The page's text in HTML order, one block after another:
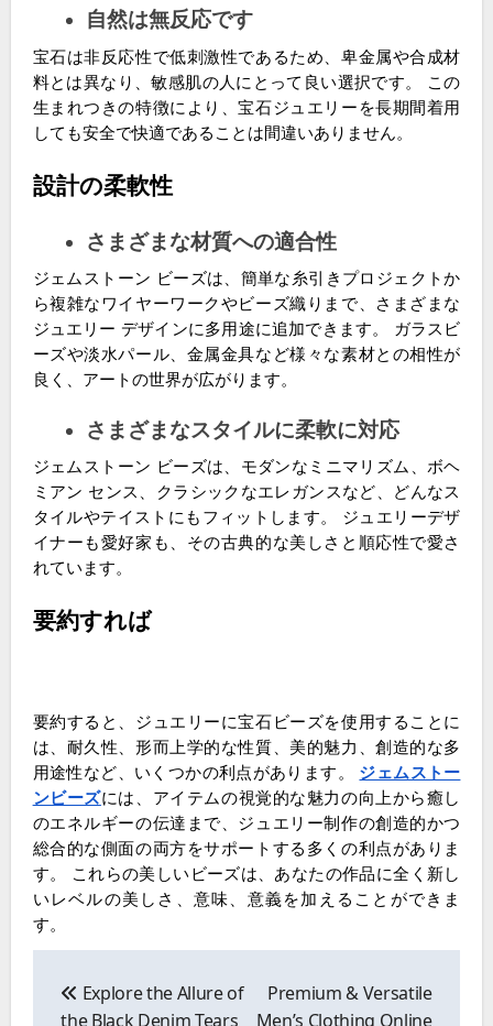
自然は無反応です
宝石は非反応性で低刺激性であるため、卑金属や合成材
料とは異なり、敏感肌の人にとって良い選択です。 この
生まれつきの特徴により、宝石ジュエリーを長期間着用
しても安全で快適であることは間違いありません。
設計の柔軟性
さまざまな材質への適合性
ジェムストーン ビーズは、簡単な糸引きプロジェクトか
ら複雑なワイヤーワークやビーズ織りまで、さまざまな
ジュエリー デザインに多用途に追加できます。 ガラスビ
ーズや淡水パール、金属金具など様々な素材との相性が
良く、アートの世界が広がります。
さまざまなスタイルに柔軟に対応
ジェムストーン ビーズは、モダンなミニマリズム、ボヘ
ミアン センス、クラシックなエレガンスなど、どんなス
タイルやテイストにもフィットします。 ジュエリーデザ
イナーも愛好家も、その古典的な美しさと順応性で愛さ
れています。
要約すれば
要約すると、ジュエリーに宝石ビーズを使用することに
は、耐久性、形而上学的な性質、美的魅力、創造的な多
用途性など、いくつかの利点があります。
ジェムストー
ンビーズには、アイテムの視覚的な魅力の向上から癒し
のエネルギーの伝達まで、ジュエリー制作の創造的かつ
総合的な側面の両方をサポートする多くの利点がありま
す。 これらの美しいビーズは、あなたの作品に全く新し
いレベルの美しさ、意味、意義を加えることができま
す。
navigation
Explore the Allure of
the Black Denim Tears
Premium & Versatile
Men’s Clothing Online